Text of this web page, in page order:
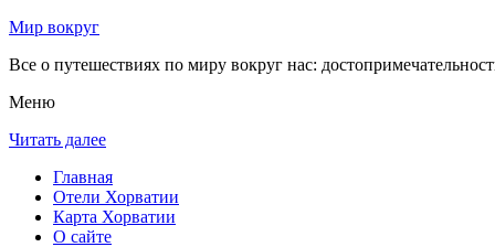
Мир вокруг
Все о путешествиях по миру вокруг нас:
Меню
Читать далее
Главная
Отели Хорватии
Карта Хорватии
О сайте